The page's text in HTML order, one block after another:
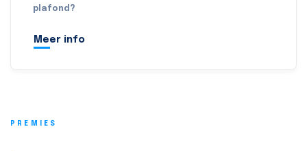
plafond?
Meer info
PREMIES